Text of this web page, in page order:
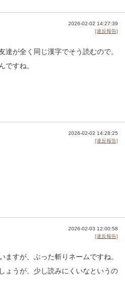
2026-02-02 14:27:39
[違反報告]
達が全く同じ漢字でそう読むので。
ですね。
2026-02-02 14:28:25
[違反報告]
2026-02-03 12:00:58
[違反報告]
ますが、ぶった斬りネームですね。
ょうが、少し読みにくいなというの